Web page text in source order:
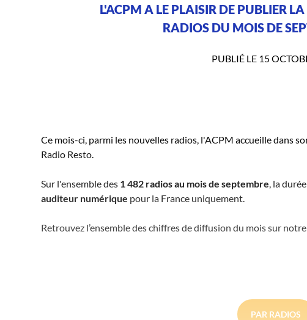
L'ACPM A LE PLAISIR DE PUBLIER
RADIOS DU MOIS DE
PUBLIÉ LE 15
Ce mois-ci, parmi les nouvelles radios, l'ACPM accueille dans
Radio Resto.
Sur l'ensemble des 1 482 radios au mois de septembre , la
auditeur numérique pour la France uniquement.
Retrouvez l’ensemble des chiffres de diffusion du mois sur
PAR RADIOS